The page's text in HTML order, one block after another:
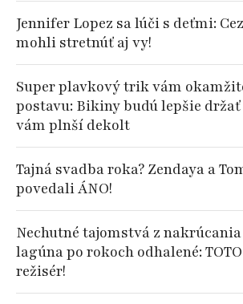
Jennifer Lopez sa lúči s deťmi:
mohli stretnúť aj vy!
Super plavkový trik vám
postavu: Bikiny budú lepšie
vám plnší dekolt
Tajná svadba roka? Zendaya a
povedali ÁNO!
Nechutné tajomstvá z
lagúna po rokoch odhalené:
režisér!